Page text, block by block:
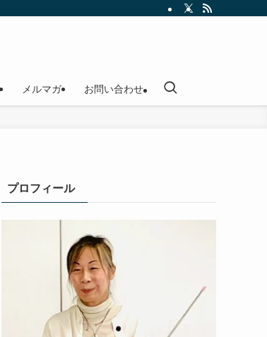
メルマガ お問い合わせ
プロフィール